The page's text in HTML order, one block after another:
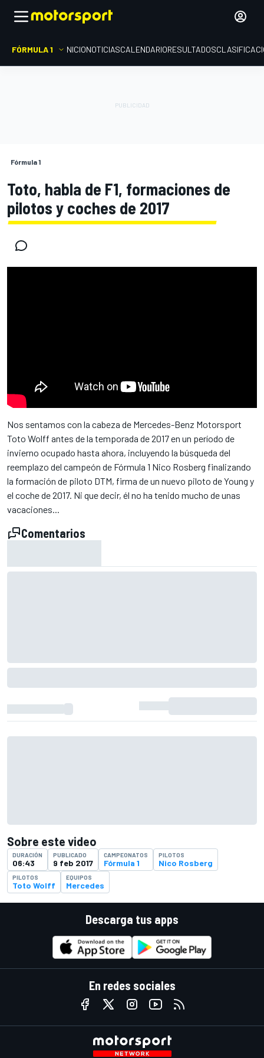
FÓRMULA 1 INICIONOTICIASCALENDARIORESULTADOS
Fórmula 1
Toto, habla de F1, formaciones de
pilotos y coches de 2017
Nos sentamos con la cabeza de Mercedes-Benz Motorsport
Toto Wolff antes de la temporada de 2017 en un período de
invierno ocupado hasta ahora, incluyendo la búsqueda del
reemplazo del campeón de Fórmula 1 Nico Rosberg finalizando
la formación de piloto DTM, firma de un nuevo piloto de Young y
el coche de 2017. Ni que decir, él no ha tenido mucho de unas
vacaciones...
Comentarios
Sobre este video
DURACIÓN
06:43
PUBLICADO
9 feb 2017
CAMPEONATOS
Fórmula 1
PILOTOS
Nico Rosberg
PILOTOS
Toto Wolff
EQUIPOS
Mercedes
Descarga tus apps
En redes sociales